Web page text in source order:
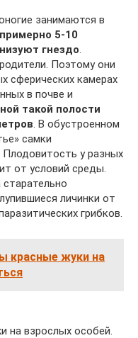
занимаются в
5-10
гнездо
Поэтому они
сферических камерах
в почве и
такой полости
. В обустроенном
самки
у разных
от условий среды.
личинки от
грибков.
красные жуки на
на взрослых особей.